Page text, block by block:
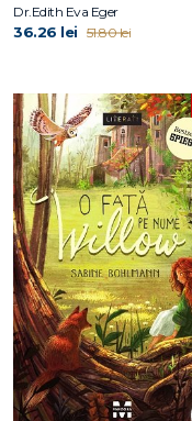
Dr.Edith Eva Eger
36.26 lei 51.80 lei